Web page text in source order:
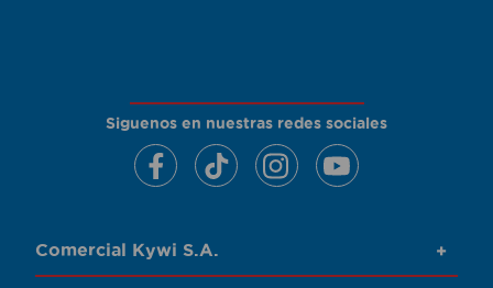
Siguenos en nuestras redes sociales
Comercial Kywi S.A. +